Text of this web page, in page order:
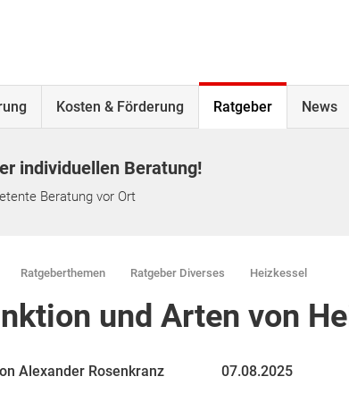
Kosten & Förderung Ratgeber News
individuellen Beratung!
Beratung vor Ort
Ratgeberthemen Ratgeber Diverses Heizkessel
und Arten von
Alexander Rosenkranz 07.08.2025